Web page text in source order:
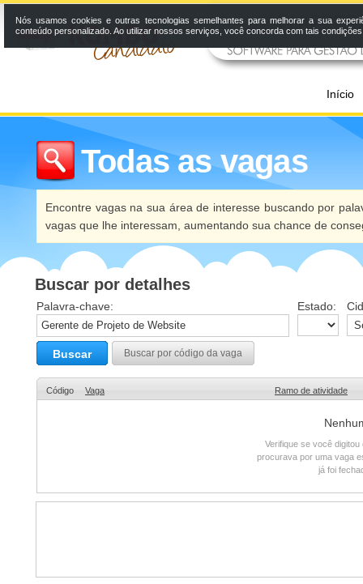
Início
Todas as vagas
Encontre vagas na sua área de interesse buscando por
vagas que lhe interessam, aumentando sua chance de
Buscar por detalhes
Palavra-chave: Estado:
Buscar Buscar por código da vaga
Código Vaga Ramo de atividade
Verifique se você
procurava por uma vaga
já foi
Nós usamos cookies e outras tecnologias semelhantes para melhorar a sua
conteúdo personalizado. Ao utilizar nossos serviços, você concorda com tais